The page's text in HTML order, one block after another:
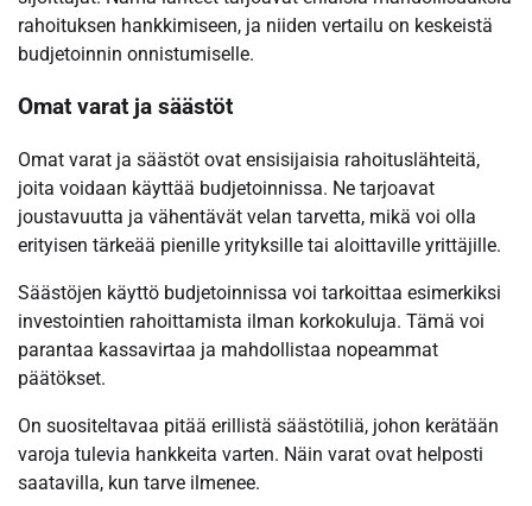
rahoituksen hankkimiseen, ja niiden vertailu on keskeistä
budjetoinnin onnistumiselle.
Omat varat ja säästöt
Omat varat ja säästöt ovat ensisijaisia rahoituslähteitä,
joita voidaan käyttää budjetoinnissa. Ne tarjoavat
joustavuutta ja vähentävät velan tarvetta, mikä voi olla
erityisen tärkeää pienille yrityksille tai aloittaville yrittäjille.
Säästöjen käyttö budjetoinnissa voi tarkoittaa esimerkiksi
investointien rahoittamista ilman korkokuluja. Tämä voi
parantaa kassavirtaa ja mahdollistaa nopeammat
päätökset.
On suositeltavaa pitää erillistä säästötiliä, johon kerätään
varoja tulevia hankkeita varten. Näin varat ovat helposti
saatavilla, kun tarve ilmenee.